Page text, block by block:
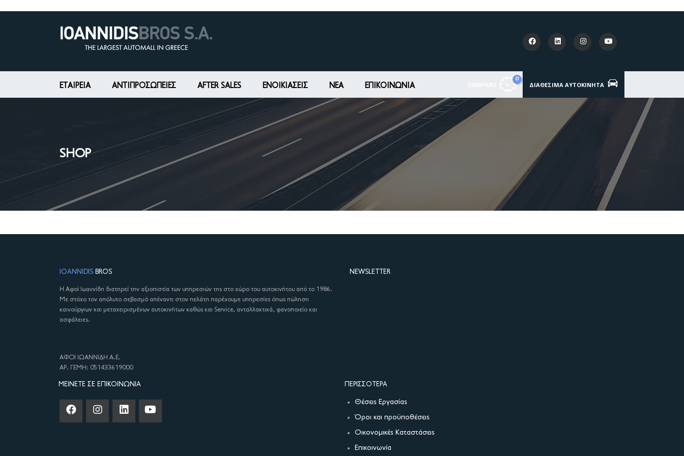
0
ΔΙΑΘΈΣΙΜΑ ΑΥΤΟΚΊΝΗΤΑ
ΕΤΑΙΡΕΊΑ ΑΝΤΙΠΡΟΣΩΠΕΙΕΣ AFTER SALES ΕΝΟΙΚΙΆΣΕΙΣ ΝΕΑ ΕΠΙΚΟΙΝΩΝΊΑ
SHOP
IOANNIDIS BROS
Η Αφοί Ιωαννίδη διατηρεί την αξιοπιστία των υπηρεσιών της στο χώρο του αυτοκινήτου από το 1986.
Με στόχο τον απόλυτο σεβασμό απέναντι στον πελάτη παρέχουμε υπηρεσίες όπως πώληση
καινούργιων και μεταχειρισμένων αυτοκινήτων καθώς και Service, ανταλλακτικά, φανοποιείο και
ασφάλειες.
ΑΦΟΙ ΙΩΑΝΝΙΔΗ Α.Ε.
ΑΡ. ΓΕΜΗ: 051433619000
NEWSLETTER
ΜΕΊΝΕΤΕ ΣΕ ΕΠΙΚΟΙΝΩΝΊΑ ΠΕΡΙΣΣΌΤΕΡΑ
Θέσεις Εργασίας
Όροι και προϋποθέσεις
Οικονομικές Καταστάσεις
Επικοινωνία